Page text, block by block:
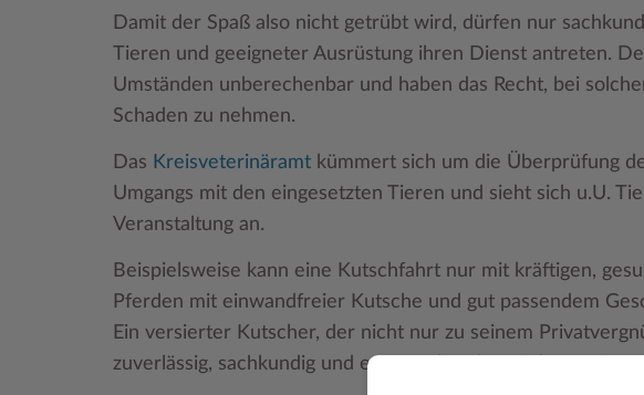
Damit der Spaß also nicht getrübt wird, dürfen nur
Tieren und geeigneter Ausrüstung ihren Dienst antreten.
Umständen unberechenbar und haben das Recht, bei
Schaden zu nehmen.
Das Kreisveterinäramt kümmert sich um die Überprüfung
Umgangs mit den eingesetzten Tieren und sieht sich u.U.
Veranstaltung an.
Beispielsweise kann eine Kutschfahrt nur mit kräftigen,
Pferden mit einwandfreier Kutsche und gut passendem
Ein versierter Kutscher, der nicht nur zu seinem
zuverlässig, sachkundig und entsprechend versichert sein